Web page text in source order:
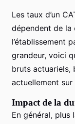
Les taux d’un
dépendent de la
l’établissement
grandeur, voici
bruts actuariels,
actuellement sur
Impact de la
En général, plus